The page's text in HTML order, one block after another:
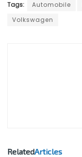
Tags: Automobile
Volkswagen
RelatedArticles